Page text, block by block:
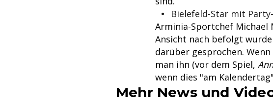
Bielefeld-Star mit
Arminia-Sportchef Michael
Ansicht nach befolgt
darüber gesprochen.
man ihn (vor dem Spiel,
wenn dies "am
Mehr News und